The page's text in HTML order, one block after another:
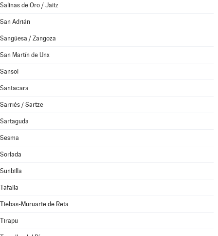
Salinas de Oro / Jaitz
San Adrián
Sangüesa / Zangoza
San Martín de Unx
Sansol
Santacara
Sarriés / Sartze
Sartaguda
Sesma
Sorlada
Sunbilla
Tafalla
Tiebas-Muruarte de Reta
Tirapu